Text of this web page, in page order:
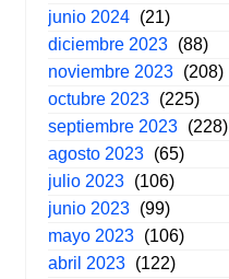
junio 2024 (21)
diciembre 2023 (88)
noviembre 2023 (208)
octubre 2023 (225)
septiembre 2023 (228)
agosto 2023 (65)
julio 2023 (106)
junio 2023 (99)
mayo 2023 (106)
abril 2023 (122)